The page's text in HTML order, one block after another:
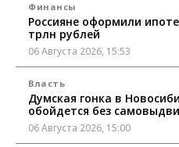
Финансы
Россияне оформили
трлн рублей
06 Августа 2026, 15:53
Власть
Думская гонка в
обойдется без
06 Августа 2026, 15:00